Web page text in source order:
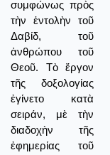
συμφώνως πρὸς
τὴν ἐντολὴν τοῦ
Δαβίδ, τοῦ
ἀνθρώπου τοῦ
Θεοῦ. Τὸ ἔργον
τῆς δοξολογίας
ἐγίνετο κατὰ
σειράν, μὲ τὴν
διαδοχὴν τῆς
ἐφημερίας τοῦ